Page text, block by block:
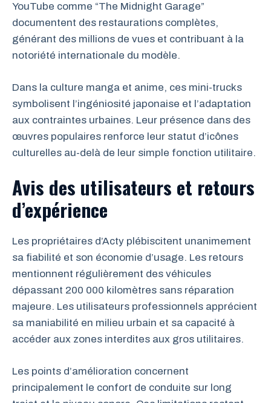
YouTube comme “The Midnight Garage”
documentent des restaurations complètes,
générant des millions de vues et contribuant à la
notoriété internationale du modèle.
Dans la culture manga et anime, ces mini-trucks
symbolisent l’ingéniosité japonaise et l’adaptation
aux contraintes urbaines. Leur présence dans des
œuvres populaires renforce leur statut d’icônes
culturelles au-delà de leur simple fonction utilitaire.
Avis des utilisateurs et retours
d’expérience
Les propriétaires d’Acty plébiscitent unanimement
sa fiabilité et son économie d’usage. Les retours
mentionnent régulièrement des véhicules
dépassant 200 000 kilomètres sans réparation
majeure. Les utilisateurs professionnels apprécient
sa maniabilité en milieu urbain et sa capacité à
accéder aux zones interdites aux gros utilitaires.
Les points d’amélioration concernent
principalement le confort de conduite sur long